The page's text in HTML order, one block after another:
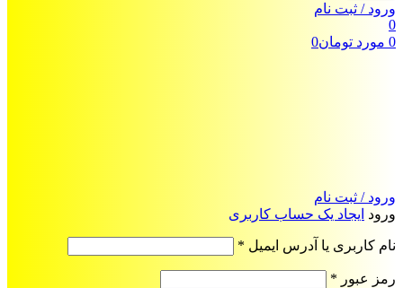
ورود / ثبت نام
0
0 مورد تومان0
ورود / ثبت نام
ورود ایجاد یک حساب کاربری
نام کاربری یا آدرس ایمیل *
رمز عبور *